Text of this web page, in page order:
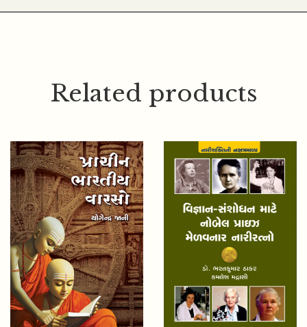
175.00 155.00
Related products